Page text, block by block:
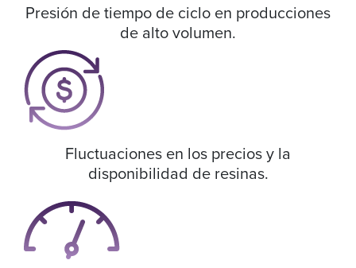
Presión de tiempo de ciclo en producciones
de alto volumen.
Fluctuaciones en los precios y la
disponibilidad de resinas.